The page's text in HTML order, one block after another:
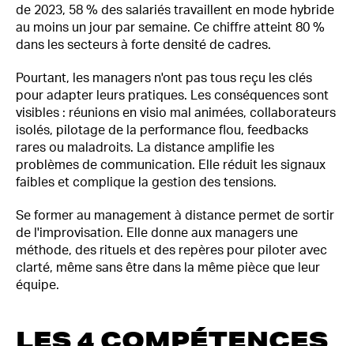
de 2023, 58 % des salariés travaillent en mode hybride
au moins un jour par semaine. Ce chiffre atteint 80 %
dans les secteurs à forte densité de cadres.
Pourtant, les managers n'ont pas tous reçu les clés
pour adapter leurs pratiques. Les conséquences sont
visibles : réunions en visio mal animées, collaborateurs
isolés, pilotage de la performance flou, feedbacks
rares ou maladroits. La distance amplifie les
problèmes de communication. Elle réduit les signaux
faibles et complique la gestion des tensions.
Se former au management à distance permet de sortir
de l'improvisation. Elle donne aux managers une
méthode, des rituels et des repères pour piloter avec
clarté, même sans être dans la même pièce que leur
équipe.